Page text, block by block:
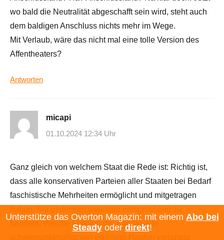
wo bald die Neutralität abgeschafft sein wird, steht auch
dem baldigen Anschluss nichts mehr im Wege.
Mit Verlaub, wäre das nicht mal eine tolle Version des
Affentheaters?
Antworten
micapi
01.10.2024 12:34 Uhr
Ganz gleich von welchem Staat die Rede ist: Richtig ist,
dass alle konservativen Parteien aller Staaten bei Bedarf
faschistische Mehrheiten ermöglicht und mitgetragen
handeln. Welche Fraktion der Kapitalseite
Unterstütze das Overton Magazin: mit einem Abo bei
Steadyoder direkt!